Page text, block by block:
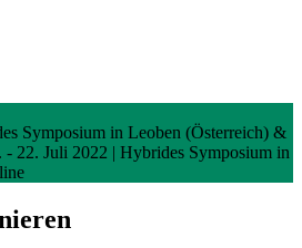
Symposium in Leoben (Österreich) &
- 22. Juli 2022 | Hybrides Symposium in